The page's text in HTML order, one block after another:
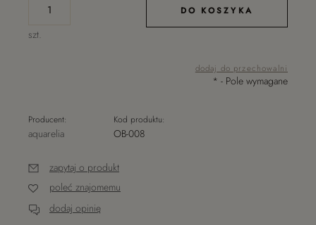
szt.
DO KOSZYKA
dodaj do przechowalni
* - Pole wymagane
Producent:
aquarelia
Kod produktu:
OB-008
zapytaj o produkt
poleć znajomemu
dodaj opinię